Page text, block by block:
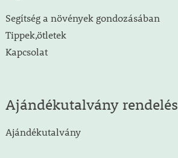
Segítség a növények gondozásában
Tippek,ötletek
Kapcsolat
Ajándékutalvány rendelés
Ajándékutalvány